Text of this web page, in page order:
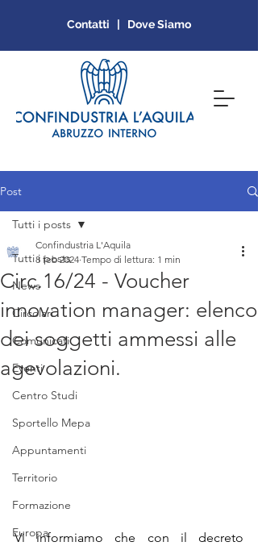
Contatti | Dove Siamo
Post
Tutti i posts
News
Circolari
Comunicati
Eventi
Centro Studi
Sportello Mepa
Appuntamenti
Territorio
Formazione
Europa
Tutti i posts
Circ.16/24 - Voucher
innovation manager: elenco
dei soggetti ammessi alle
agevolazioni.
Confindustria L'Aquila
8 feb 2024 Tempo di lettura: 1 min
Vi informiamo che con il decreto